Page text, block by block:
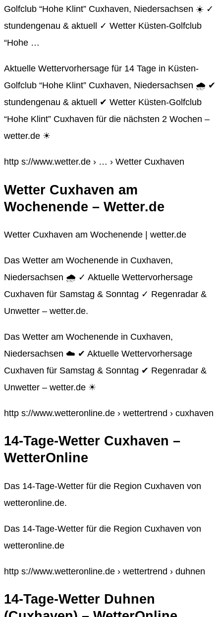
Golfclub “Hohe Klint” Cuxhaven, Niedersachsen ☀️ ✓
stundengenau & aktuell ✓ Wetter Küsten-Golfclub
“Hohe …
Aktuelle Wettervorhersage für 14 Tage in Küsten-
Golfclub “Hohe Klint” Cuxhaven, Niedersachsen 🌧️ ✔
stundengenau & aktuell ✔ Wetter Küsten-Golfclub
“Hohe Klint” Cuxhaven für die nächsten 2 Wochen –
wetter.de ☀
http s://www.wetter.de › … › Wetter Cuxhaven
Wetter Cuxhaven am
Wochenende – Wetter.de
Wetter Cuxhaven am Wochenende | wetter.de
Das Wetter am Wochenende in Cuxhaven,
Niedersachsen 🌧️ ✓ Aktuelle Wettervorhersage
Cuxhaven für Samstag & Sonntag ✓ Regenradar &
Unwetter – wetter.de.
Das Wetter am Wochenende in Cuxhaven,
Niedersachsen ☁️ ✔ Aktuelle Wettervorhersage
Cuxhaven für Samstag & Sonntag ✔ Regenradar &
Unwetter – wetter.de ☀
http s://www.wetteronline.de › wettertrend › cuxhaven
14-Tage-Wetter Cuxhaven –
WetterOnline
Das 14-Tage-Wetter für die Region Cuxhaven von
wetteronline.de.
Das 14-Tage-Wetter für die Region Cuxhaven von
wetteronline.de
http s://www.wetteronline.de › wettertrend › duhnen
14-Tage-Wetter Duhnen